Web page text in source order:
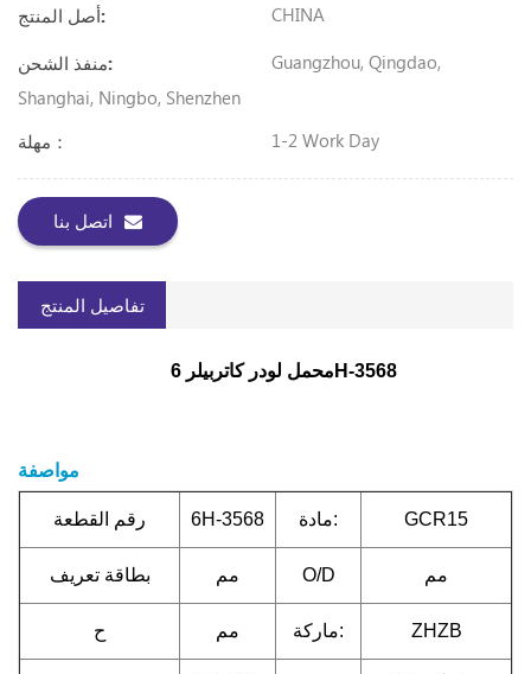
أصل المنتج:
CHINA
منفذ الشحن:
Guangzhou, Qingdao,
Shanghai, Ningbo, Shenzhen
مهلة：
1-2 Work Day
اتصل بنا
تفاصيل المنتج
محمل لودر كاتربيلر 6H-3568
مواصفة
رقم القطعة 6H-3568 مادة: GCR15
بطاقة تعريف مم O/D مم
ح مم ماركة: ZHZB